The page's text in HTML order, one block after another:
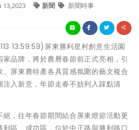
13,2023 新聞 新聞時事
13:59:59)屏東勝利星村創意生活園
品牌，將於農曆春節前正式亮相，引
、屏東農特產各具質感氛圍的藝文複合
入新意，年節走春不妨列入踩點清
，往年春節期間結合屏東燈節活動更
區、成功區，位於中正路與勝利路口